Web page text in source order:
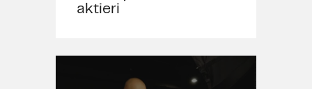
aktieri